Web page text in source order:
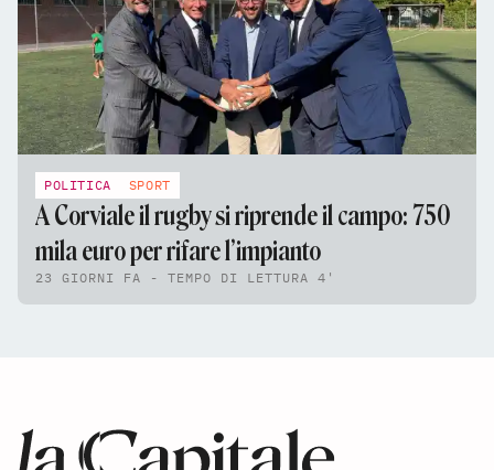
POLITICA SPORT
A Corviale il rugby si riprende il campo: 750
mila euro per rifare l’impianto
23 GIORNI FA - TEMPO DI LETTURA 4'